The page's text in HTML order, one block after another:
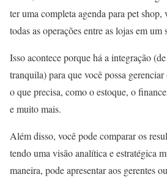
ter uma completa agenda para pet
todas as operações entre as lojas em um
Isso acontece porque há a integração
tranquila) para que você possa
o que precisa, como o estoque, o
e muito mais.
Além disso, você pode comparar os
tendo uma visão analítica e estratégica
maneira, pode apresentar aos gerentes